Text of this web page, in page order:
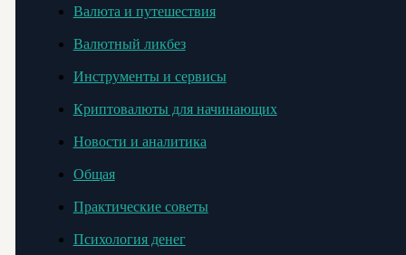
Валюта и путешествия
Валютный ликбез
Инструменты и сервисы
Криптовалюты для начинающих
Новости и аналитика
Общая
Практические советы
Психология денег